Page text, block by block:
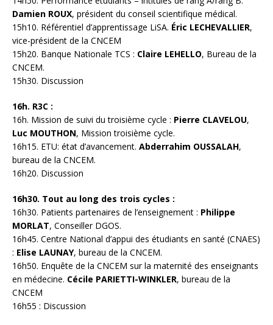
Damien ROUX, président du conseil scientifique médical.
15h10. Référentiel d’apprentissage LiSA. Éric LECHEVALLIER,
vice-président de la CNCEM
15h20. Banque Nationale TCS : Claire LEHELLO, Bureau de la
CNCEM.
15h30. Discussion
16h. R3C :
16h. Mission de suivi du troisième cycle : Pierre CLAVELOU,
Luc MOUTHON, Mission troisième cycle.
16h15. ETU: état d’avancement. Abderrahim OUSSALAH,
bureau de la CNCEM.
16h20. Discussion
16h30. Tout au long des trois cycles :
16h30. Patients partenaires de l’enseignement : Philippe
MORLAT, Conseiller DGOS.
16h45. Centre National d’appui des étudiants en santé (CNAES)
: Elise LAUNAY, bureau de la CNCEM.
16h50. Enquête de la CNCEM sur la maternité des enseignants
en médecine. Cécile PARIETTI-WINKLER, bureau de la
CNCEM
16h55 : Discussion